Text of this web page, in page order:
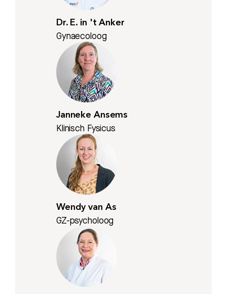
Dr. E. in 't Anker
Gynaecoloog
Janneke Ansems
Klinisch Fysicus
Wendy van As
GZ-psycholoog